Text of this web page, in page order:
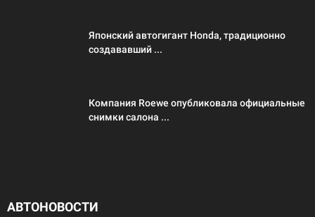
Японский автогигант Honda, традиционно
создававший ...
Компания Roewe опубликовала официальные
снимки салона ...
АВТОНОВОСТИ